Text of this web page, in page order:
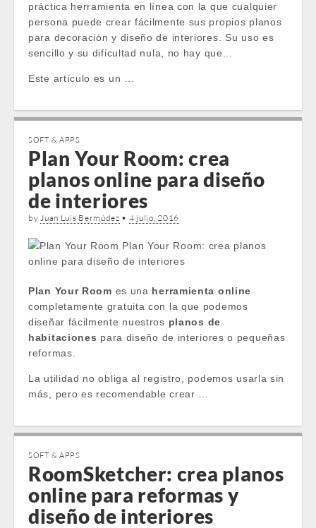
práctica herramienta en línea con la que cualquier
persona puede crear fácilmente sus propios planos
para decoración y diseño de interiores. Su uso es
sencillo y su dificultad nula, no hay que...
Este artículo es un …
SOFT & APPS
Plan Your Room: crea
planos online para diseño
de interiores
byJuan Luis Bermúdez • 4 julio, 2016
Plan Your Room es una herramienta online
completamente gratuita con la que podemos
diseñar fácilmente nuestros planos de
habitaciones para diseño de interiores o pequeñas
reformas.
La utilidad no obliga al registro, podemos usarla sin
más, pero es recomendable crear …
SOFT & APPS
RoomSketcher: crea planos
online para reformas y
diseño de interiores